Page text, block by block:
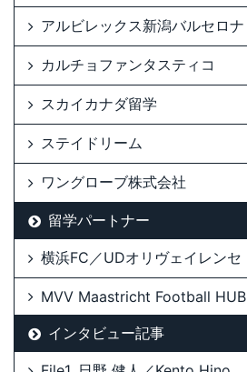
アルビレックス新潟バルセロナ
カルチョファンタスティコ
スカイカナダ留学
ステイドリーム
ワングローブ株式会社
留学パートナー
横浜FC／UDオリヴェイレンセ
MVV Maastricht Football HUB
インタビュー記事